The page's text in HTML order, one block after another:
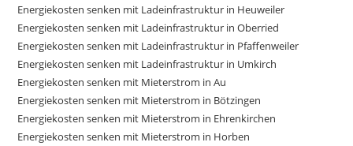
Energiekosten senken mit Ladeinfrastruktur in Heuweiler
Energiekosten senken mit Ladeinfrastruktur in Oberried
Energiekosten senken mit Ladeinfrastruktur in Pfaffenweiler
Energiekosten senken mit Ladeinfrastruktur in Umkirch
Energiekosten senken mit Mieterstrom in Au
Energiekosten senken mit Mieterstrom in Bötzingen
Energiekosten senken mit Mieterstrom in Ehrenkirchen
Energiekosten senken mit Mieterstrom in Horben